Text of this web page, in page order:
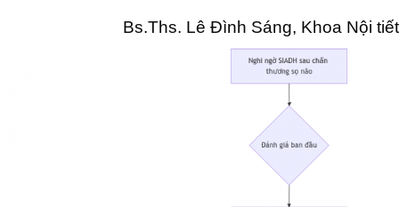
Bs.Ths. Lê Đình Sáng, Khoa Nội tiết